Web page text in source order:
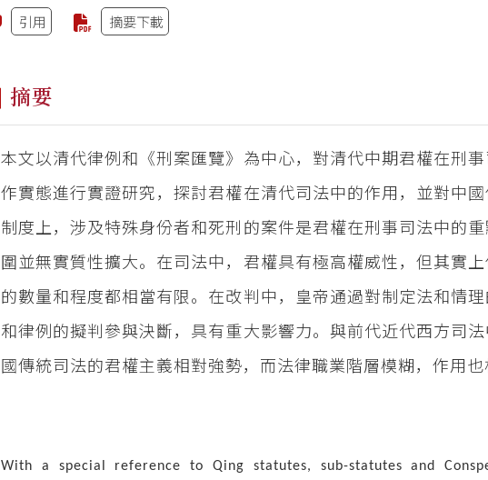
引用 摘要下載
摘要
本文以清代律例和《刑案匯覽》為中心，對清代中期君權在刑
作實態進行實證研究，探討君權在清代司法中的作用，並對中
制度上，涉及特殊身份者和死刑的案件是君權在刑事司法中的
圍並無實質性擴大。在司法中，君權具有極高權威性，但其實
的數量和程度都相當有限。在改判中，皇帝通過對制定法和情
和律例的擬判參與決斷，具有重大影響力。與前代近代西方司
國傳統司法的君權主義相對強勢，而法律職業階層模糊，作用也
With a special reference to Qing statutes, sub-statutes and